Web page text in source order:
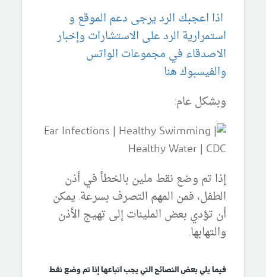
اذا اعجبك الرد يرجى دعم الموقع و
استمرارية الرد على الاستشارات وإخبار
الاصدقاء في مجموعات الواتس
والفيسبوك هنا
وبشكل عام:
إذا تم وضع نقط ملين بالخطأ في أذن
الطفل، فمن المهم التصرف بسرعة. يمكن
أن تؤدي بعض الملينات إلى تهيج الأذن
والتهابها.
فيما يلي بعض النصائح التي يجب اتباعها إذا تم وضع نقط